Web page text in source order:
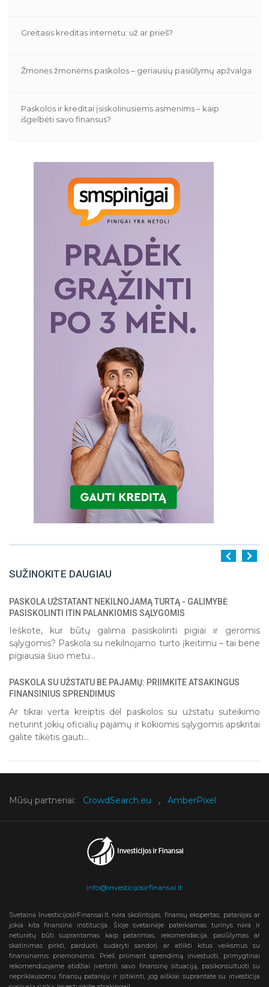
Greitasis kreditas internetu: už ar prieš?
Žmonės žmonėms paskolos – geriausių pasiūlymų apžvalga
Paskolos ir kreditai įsiskolinusiems asmenims – kaip
išgelbėti savo finansus?
SUŽINOKITE DAUGIAU
1 2
PASKOLA UŽSTATANT NEKILNOJAMĄ TURTĄ - GALIMYBĖ
PASISKOLINTI ITIN PALANKIOMIS SĄLYGOMIS
Ieškote, kur būtų galima pasiskolinti pigiai ir geromis
sąlygomis? Paskola su nekilnojamo turto įkeitimu – tai bene
pigiausia šiuo metu...
PASKOLA SU UŽSTATU BE PAJAMŲ: PRIIMKITE ATSAKINGUS
FINANSINIUS SPRENDIMUS
Ar tikrai verta kreiptis dėl paskolos su užstatu suteikimo
neturint jokių oficialių pajamų ir kokiomis sąlygomis apskritai
galite tikėtis gauti...
Mūsų partneriai: CrowdSearch.eu , AmberPixel
info@investicijosirfinansai.lt
Svetainė InvesticijosIrFinansai.lt nėra skolintojas, finansų ekspertas, patarėjas ar
jokia kita finansinė institucija. Šioje svetainėje pateikiamas turinys nėra ir
neturėtų būti suprantamas kaip patarimas, rekomendacija, pasiūlymas ar
skatinimas pirkti, parduoti, sudaryti sandorį ar atlikti kitus veiksmus su
finansinėmis priemonėmis. Prieš priimant sprendimą investuoti, primygtinai
rekomenduojame atidžiai įvertinti savo finansinę situaciją, pasikonsultuoti su
nepriklausomu finansų patarėju ir įsitikinti, jog aiškiai suprantate su investicija